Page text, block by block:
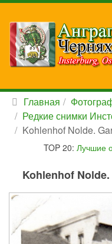
Главная
Редкие снимки
Kohlenhof Nolde.
TOP 20: Лучшие
Kohlenhof